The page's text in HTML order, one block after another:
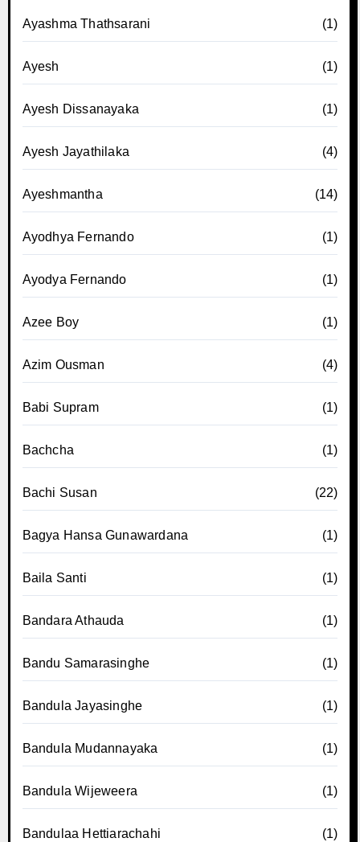
Ayashma Thathsarani (1)
Ayesh (1)
Ayesh Dissanayaka (1)
Ayesh Jayathilaka (4)
Ayeshmantha (14)
Ayodhya Fernando (1)
Ayodya Fernando (1)
Azee Boy (1)
Azim Ousman (4)
Babi Supram (1)
Bachcha (1)
Bachi Susan (22)
Bagya Hansa Gunawardana (1)
Baila Santi (1)
Bandara Athauda (1)
Bandu Samarasinghe (1)
Bandula Jayasinghe (1)
Bandula Mudannayaka (1)
Bandula Wijeweera (1)
Bandulaa Hettiarachahi (1)